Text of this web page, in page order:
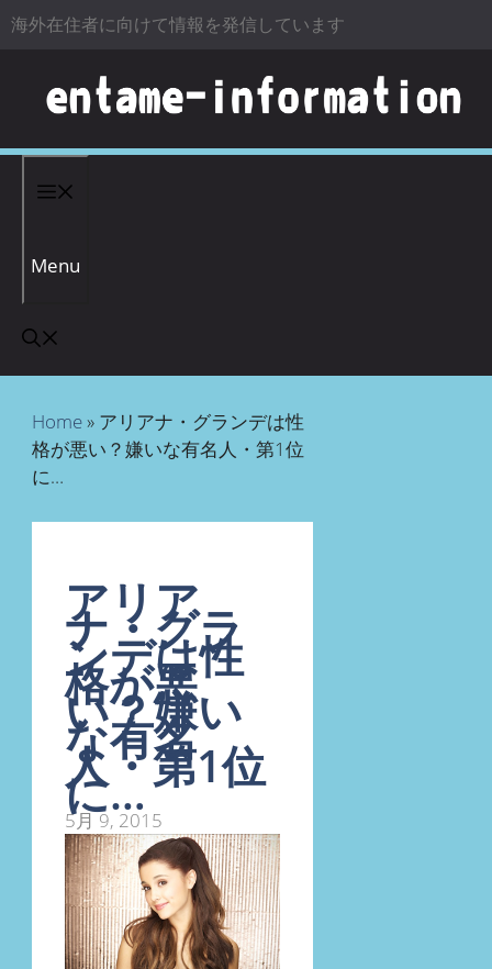
コンテンツへスキップ
海外在住者に向けて情報を発信しています
Menu
Home» アリアナ・グランデは性
格が悪い？嫌いな有名人・第1位
に…
アリア
ナ・グラ
ンデは性
格が悪
い？嫌い
な有名
人・第1位
に…
5月 9, 2015